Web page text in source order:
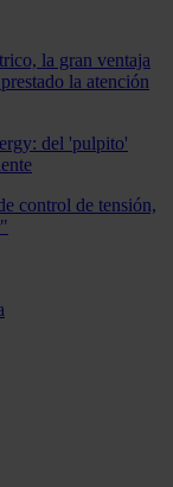
la gran ventaja
la atención
del 'pulpito'
control de tensión,